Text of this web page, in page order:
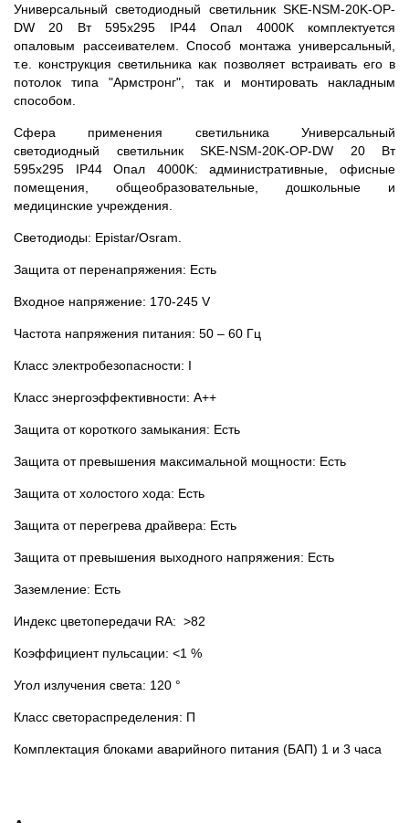
Универсальный светодиодный светильник SKE-NSM-20K-OP-
DW 20 Вт 595x295 IP44 Опал 4000K комплектуется
опаловым рассеивателем. Способ монтажа универсальный,
т.е. конструкция светильника как позволяет встраивать его в
потолок типа "Армстронг", так и монтировать накладным
способом.
Сфера применения светильника Универсальный
светодиодный светильник SKE-NSM-20K-OP-DW 20 Вт
595x295 IP44 Опал 4000K: административные, офисные
помещения, общеобразовательные, дошкольные и
медицинские учреждения.
Светодиоды: Epistar/Osram.
Защита от перенапряжения: Есть
Входное напряжение: 170-245 V
Частота напряжения питания: 50 – 60 Гц
Класс электробезопасности: I
Класс энергоэффективности: А++
Защита от короткого замыкания: Есть
Защита от превышения максимальной мощности: Есть
Защита от холостого хода: Есть
Защита от перегрева драйвера: Есть
Защита от превышения выходного напряжения: Есть
Заземление: Есть
Индекс цветопередачи RA: >82
Коэффициент пульсации: <1 %
Угол излучения света: 120 °
Класс светораспределения: П
Комплектация блоками аварийного питания (БАП) 1 и 3 часа